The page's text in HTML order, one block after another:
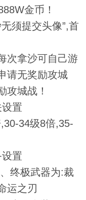
金币！
须提交头像”,首
次拿沙可自己游
请无奖励攻城
攻城战！
置
34级8倍,35-
置
终极武器为:裁
运之刃